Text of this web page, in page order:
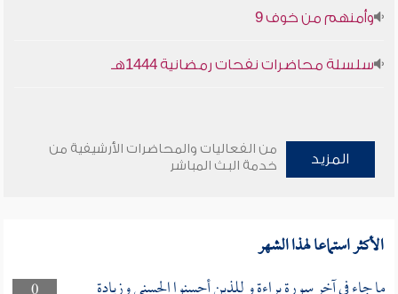
وأمنهم من خوف 9
سلسلة محاضرات نفحات رمضانية 1444هـ
المزيد
من الفعاليات والمحاضرات الأرشيفية من
خدمة البث المباشر
الأكثر استماعا لهذا الشهر